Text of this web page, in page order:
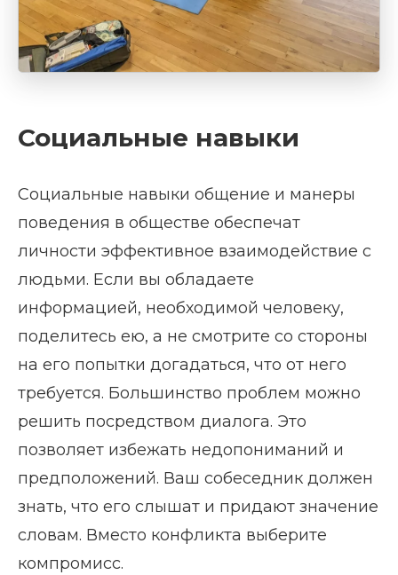
Социальные навыки
Социальные навыки общение и манеры
поведения в обществе обеспечат
личности эффективное взаимодействие с
людьми. Если вы обладаете
информацией, необходимой человеку,
поделитесь ею, а не смотрите со стороны
на его попытки догадаться, что от него
требуется. Большинство проблем можно
решить посредством диалога. Это
позволяет избежать недопониманий и
предположений. Ваш собеседник должен
знать, что его слышат и придают значение
словам. Вместо конфликта выберите
компромисс.